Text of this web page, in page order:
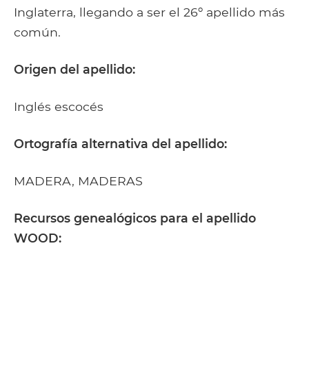
Inglaterra, llegando a ser el 26º apellido más
común.
Origen del apellido:
Inglés escocés
Ortografía alternativa del apellido:
MADERA, MADERAS
Recursos genealógicos para el apellido
WOOD: